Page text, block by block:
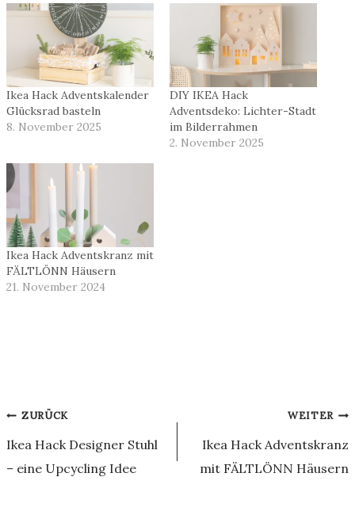
Ikea Hack Adventskalender
Glücksrad basteln
8. November 2025
DIY IKEA Hack
Adventsdeko: Lichter-Stadt
im Bilderrahmen
2. November 2025
Ikea Hack Adventskranz mit
FÄLTLÖNN Häusern
21. November 2024
Beitragsnavigation
ZURÜCK
Ikea Hack Designer Stuhl
– eine Upcycling Idee
WEITER
Ikea Hack Adventskranz
mit FÄLTLÖNN Häusern